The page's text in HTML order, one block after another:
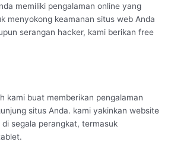
memiliki pengalaman online yang
menyokong keamanan situs web Anda
serangan hacker, kami berikan free
kami buat memberikan pengalaman
situs Anda. kami yakinkan website
segala perangkat, termasuk